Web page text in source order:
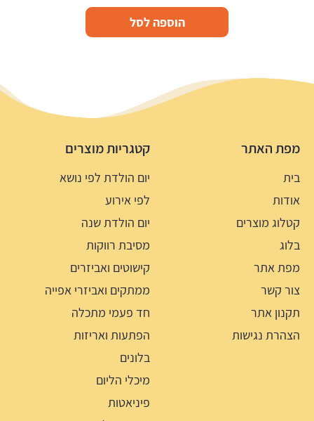
הוספה לסל
מפת האתר
בית
אודות
קטלוג מוצרים
בלוג
מפת אתר
צור קשר
תקנון אתר
הצהרת נגישות
קטגריות מוצרים
יום הולדת לפי נושא
לפי אירוע
יום הולדת שנה
מסיבת רווקות
קישוטים ואביזרים
ממתקים ואביזרי אפייה
חד פעמי מתכלה
הפתעות ואריזות
בלונים
מיכלי הליום
פיניאטות